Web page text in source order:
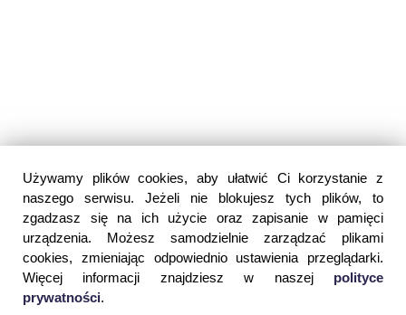
Używamy plików cookies, aby ułatwić Ci korzystanie z
naszego serwisu. Jeżeli nie blokujesz tych plików, to
zgadzasz się na ich użycie oraz zapisanie w pamięci
urządzenia. Możesz samodzielnie zarządzać plikami
cookies, zmieniając odpowiednio ustawienia przeglądarki.
Więcej informacji znajdziesz w naszej polityce
prywatności.